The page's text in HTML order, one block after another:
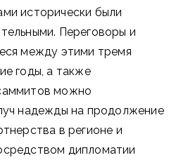
исторически были
Переговоры и
между этими тремя
годы, а также
можно
надежды на продолжение
в регионе и
дипломатии